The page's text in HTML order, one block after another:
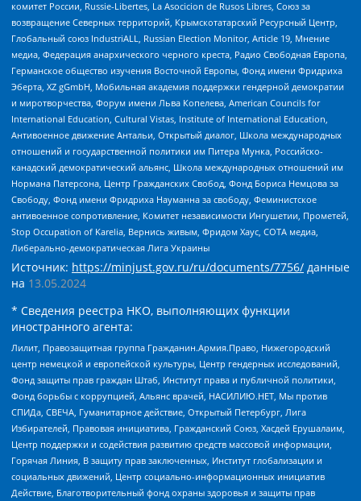
комитет России, Russie-Libertes, La Asocicion de Rusos Libres, Союз за
возвращение Северных территорий, Крымскотатарский Ресурсный Центр,
Глобальный союз IndustriALL, Russian Election Monitor, Article 19, Мнение
медиа, Федерация анархического черного креста, Радио Свободная Европа,
Германское общество изучения Восточной Европы, Фонд имени Фридриха
Эберта, XZ gGmbH, Мобильная академия поддержки гендерной демократии
и миротворчества, Форум имени Льва Копелева, American Councils for
International Education, Cultural Vistas, Institute of International Education,
Антивоенное движение Антальи, Открытый диалог, Школа международных
отношений и государственной политики им Питера Мунка, Российско-
канадский демократический альянс, Школа международных отношений им
Нормана Патерсона, Центр Гражданских Свобод, Фонд Бориса Немцова за
Свободу, Фонд имени Фридриха Науманна за свободу, Феминистское
антивоенное сопротивление, Комитет независимости Ингушетии, Прометей,
Stop Occupation of Karelia, Вернись живым, Фридом Хаус, СОТА медиа,
Либерально-демократическая Лига Украины
Источник: https://minjust.gov.ru/ru/documents/7756/ данные
на 13.05.2024
* Сведения реестра НКО, выполняющих функции
иностранного агента:
Лилит, Правозащитная группа Гражданин.Армия.Право, Нижегородский
центр немецкой и европейской культуры, Центр гендерных исследований,
Фонд защиты прав граждан Штаб, Институт права и публичной политики,
Фонд борьбы с коррупцией, Альянс врачей, НАСИЛИЮ.НЕТ, Мы против
СПИДа, СВЕЧА, Гуманитарное действие, Открытый Петербург, Лига
Избирателей, Правовая инициатива, Гражданский Союз, Хасдей Ерушалаим,
Центр поддержки и содействия развитию средств массовой информации,
Горячая Линия, В защиту прав заключенных, Институт глобализации и
социальных движений, Центр социально-информационных инициатив
Действие, Благотворительный фонд охраны здоровья и защиты прав